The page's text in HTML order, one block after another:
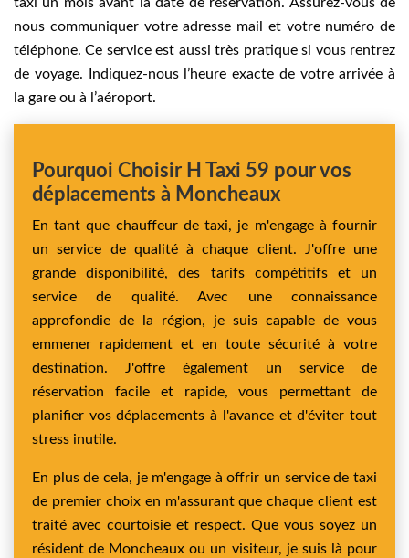
nous communiquer votre adresse mail et votre numéro de
téléphone. Ce service est aussi très pratique si vous rentrez
de voyage. Indiquez-nous l’heure exacte de votre arrivée à
la gare ou à l’aéroport.
Pourquoi Choisir H Taxi 59 pour vos
déplacements à Moncheaux
En tant que chauffeur de taxi, je m'engage à fournir
un service de qualité à chaque client. J'offre une
grande disponibilité, des tarifs compétitifs et un
service de qualité. Avec une connaissance
approfondie de la région, je suis capable de vous
emmener rapidement et en toute sécurité à votre
destination. J'offre également un service de
réservation facile et rapide, vous permettant de
planifier vos déplacements à l'avance et d'éviter tout
stress inutile.
En plus de cela, je m'engage à offrir un service de taxi
de premier choix en m'assurant que chaque client est
traité avec courtoisie et respect. Que vous soyez un
résident de Moncheaux ou un visiteur, je suis là pour